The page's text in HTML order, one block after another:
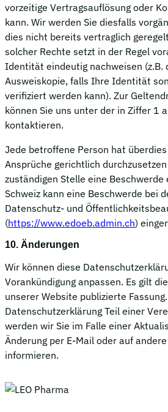
vorzeitige Vertragsauflösung oder
kann. Wir werden Sie diesfalls
dies nicht bereits vertraglich
solcher Rechte setzt in der Regel
Identität eindeutig nachweisen (z.B.
Ausweiskopie, falls Ihre Identität
verifiziert werden kann). Zur
können Sie uns unter der in Ziffer 1
kontaktieren.
Jede betroffene Person hat
Ansprüche gerichtlich
zuständigen Stelle eine
Schweiz kann eine Beschwerde bei
Datenschutz- und
(https://www.edoeb.admin.ch)
10. Änderungen
Wir können diese
Vorankündigung anpassen. Es gilt
unserer Website publizierte
Datenschutzerklärung Teil einer
werden wir Sie im Falle einer
Änderung per E-Mail oder auf
informieren.